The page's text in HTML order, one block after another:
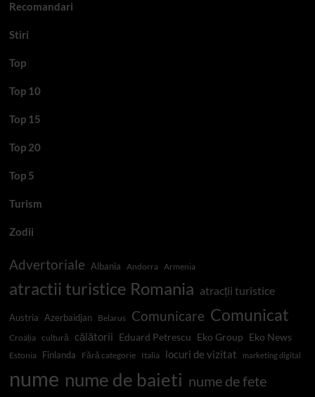
Recomandari
Stiri
Top
Top 10
Top 15
Top 20
Top 5
Turism
Zodii
Advertoriale Albania Andorra Armenia
atractii turistice Romania atracții turistice
Austria Azerbaidjan Belarus Comunicare Comunicat
Croația cultură călătorii Eduard Petrescu Eko Group Eko News
Estonia Finlanda Fără categorie Italia locuri de vizitat marketing digital
nume nume de baieti nume de fete